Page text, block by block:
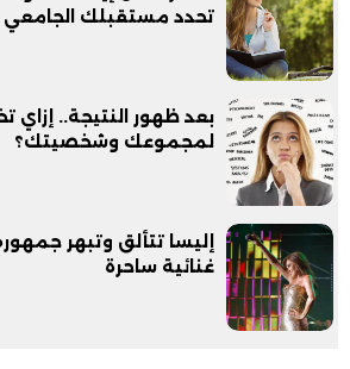
تحدد مستقبلك الجامعي
بعد ظهور النتيجة.. إزاي
لمجموعك وشخصيتك؟
إليسا تتألق وتبهر
غنائية ساحرة